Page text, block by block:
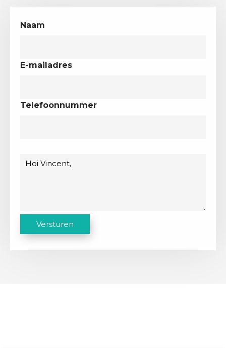
Naam
E-mailadres
Telefoonnummer
A
Versturen